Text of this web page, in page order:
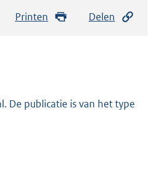
Printen Delen
De publicatie is van het type